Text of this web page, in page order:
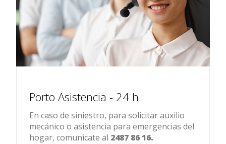
Porto Asistencia - 24 h.
En caso de siniestro, para solicitar auxilio
mecánico o asistencia para emergencias del
hogar, comunicate al 2487 86 16.